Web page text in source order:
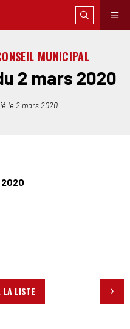
MUNICIPAL
2 mars 2020
le 2 mars 2020
LA LISTE